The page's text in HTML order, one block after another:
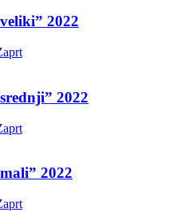
2022
2022
2022